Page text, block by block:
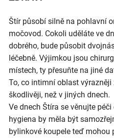
Štír působí silně na pohlavní
močovod. Cokoli uděláte ve
dobrého, bude působit
léčebně. Výjimkou jsou
místech, ty přesuňte na jiné
To, co intimní oblast
škodlivěji, než v jiných dnech.
Ve dnech Štíra se věnujte
hygiena by měla být
bylinkové koupele teď mohou